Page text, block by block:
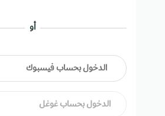
أو
الدخول بحساب فيسبوك
الدخول بحساب غوغل